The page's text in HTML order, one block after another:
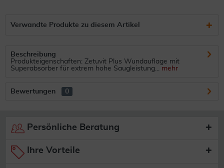
Verwandte Produkte zu diesem Artikel
Beschreibung
Produkteigenschaften: Zetuvit Plus Wundauflage mit
Superabsorber für extrem hohe Saugleistung... mehr
Bewertungen 0
Persönliche Beratung
Ihre Vorteile